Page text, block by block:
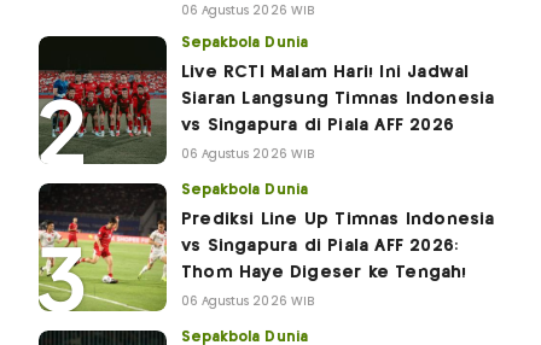
06 Agustus 2026 WIB
Sepakbola Dunia
Live RCTI Malam Hari! Ini Jadwal
Siaran Langsung Timnas Indonesia
vs Singapura di Piala AFF 2026
06 Agustus 2026 WIB
Sepakbola Dunia
Prediksi Line Up Timnas Indonesia
vs Singapura di Piala AFF 2026:
Thom Haye Digeser ke Tengah!
06 Agustus 2026 WIB
Sepakbola Dunia